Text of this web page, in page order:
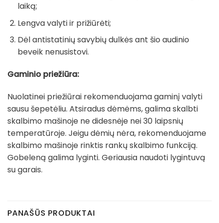
laiką;
Lengva valyti ir prižiūrėti;
Dėl antistatinių savybių dulkės ant šio audinio
beveik nenusistovi.
Gaminio priežiūra:
Nuolatinei priežiūrai rekomenduojama gaminį valyti
sausu šepetėliu. Atsiradus dėmėms, galima skalbti
skalbimo mašinoje ne didesnėje nei 30 laipsnių
temperatūroje. Jeigu dėmių nėra, rekomenduojame
skalbimo mašinoje rinktis rankų skalbimo funkciją.
Gobeleną galima lyginti. Geriausia naudoti lygintuvą
su garais.
PANAŠŪS PRODUKTAI